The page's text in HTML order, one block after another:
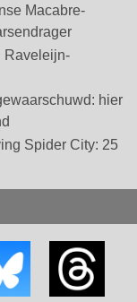
Macabre-
Raveleijn-
hier
Spider City: 25